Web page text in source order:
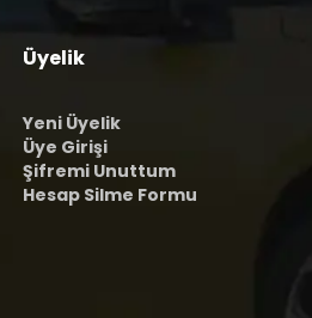
Üyelik
Yeni Üyelik
Üye Girişi
Şifremi Unuttum
Hesap Silme Formu